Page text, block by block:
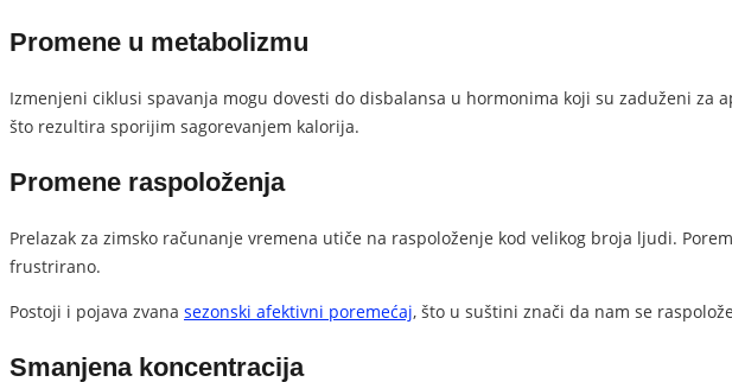
Promene u metabolizmu
Izmenjeni ciklusi spavanja mogu dovesti do disbalansa u hormonima koji su zaduženi
što rezultira sporijim sagorevanjem kalorija.
Promene raspoloženja
Prelazak za zimsko računanje vremena utiče na raspoloženje kod velikog broja ljudi.
frustrirano.
Postoji i pojava zvana sezonski afektivni poremećaj, što u suštini znači da nam se
Smanjena koncentracija